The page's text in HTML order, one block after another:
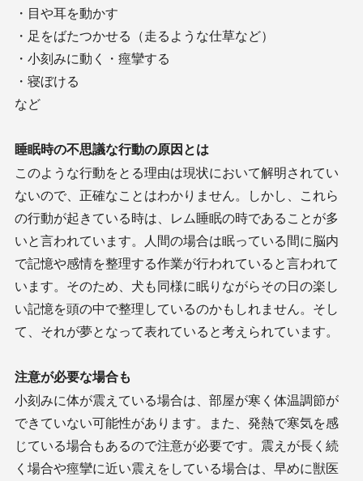
・目や耳を動かす
・足をばたつかせる（走るような仕草など）
・小刻みに動く・痙攣する
・寝ぼける
など
睡眠時の不思議な行動の原因とは
このような行動をとる理由は現状において解明されてい
ないので、正確なことはわかりません。しかし、これら
の行動が起きている時は、レム睡眠の時であることが多
いと言われています。人間の場合は眠っている間に脳内
で記憶や感情を整理する作業が行われていると言われて
います。そのため、犬も同様に眠りながらその日の楽し
い記憶を頭の中で整理しているのかもしれません。そし
て、それが夢となって表れていると考えられています。
注意が必要な場合も
小刻みに体が震えている場合は、部屋が寒く体温調節が
できていない可能性があります。また、発熱で寒気を感
じている場合もあるので注意が必要です。震えが長く続
く場合や痙攣に近い震えをしている場合は、早めに獣医